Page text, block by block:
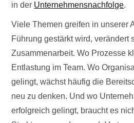
in der Unternehmensnachfolge.
Viele Themen greifen in unserer
Führung gestärkt wird, verändert
Zusammenarbeit. Wo Prozesse
Entlastung im Team. Wo
gelingt, wächst häufig die
neu zu denken. Und wo
erfolgreich gelingt, braucht es